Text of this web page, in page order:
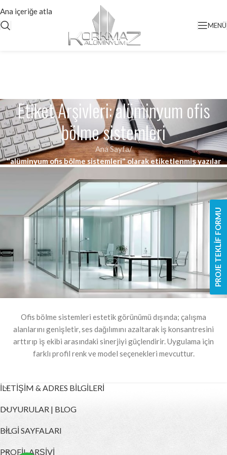
Ana içeriğe atla
MENÜ
Etiket Arşivleri: alüminyum ofis
bölme sistemleri
Ana Sayfa/
"alüminyum ofis bölme sistemleri" olarak etiketlenmiş yazılar
Ofis bölme sistemleri estetik görünümü dışında; çalışma
alanlarını genişletir, ses dağılımını azaltarak iş konsantresini
arttırıp iş ekibi arasındaki sinerjiyi güçlendirir. Uygulama için
farklı profil renk ve model seçenekleri mevcuttur.
İLETİŞİM & ADRES BİLGİLERİ
DUYURULAR | BLOG
BİLGİ SAYFALARI
PROFİL ARŞİVİ
PROJE TEKLİF FORMU